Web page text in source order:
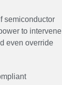
semiconductor
to intervene
even override